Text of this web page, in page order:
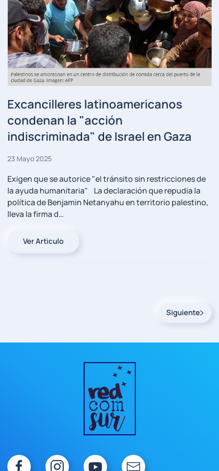
Excancilleres latinoamericanos
condenan la "acción
indiscriminada" de Israel en Gaza
23 Mayo 2025
Exigen que se autorice "el tránsito sin restricciones de
la ayuda humanitaria" La declaración que repudia la
política de Benjamin Netanyahu en territorio palestino,
lleva la firma d…
Ver Articulo
Siguiente